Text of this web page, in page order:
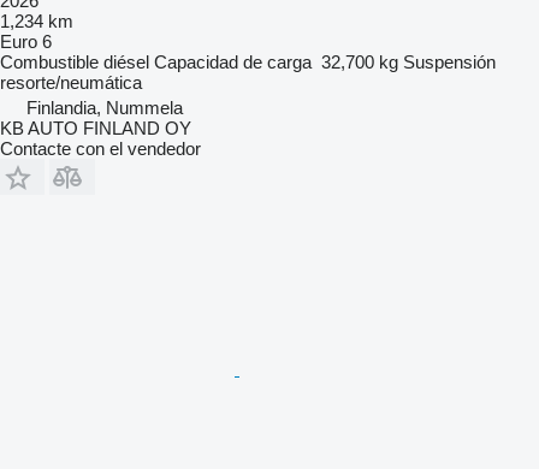
1,234 km
Euro 6
Combustible diésel Capacidad de carga 32,700 kg Suspensión
resorte/neumática
Finlandia, Nummela
KB AUTO FINLAND OY
Contacte con el vendedor